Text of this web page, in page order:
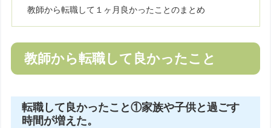
教師から転職して１ヶ月良かったことのまとめ
教師から転職して良かったこと
転職して良かったこと①家族や子供と過ごす
時間が増えた。